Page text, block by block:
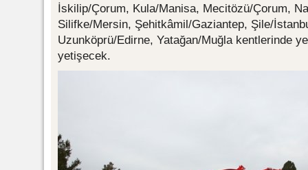
İskilip/Çorum, Kula/Manisa, Mecitözü/Çorum,
Silifke/Mersin, Şehitkâmil/Gaziantep, Şile/
Uzunköprü/Edirne, Yatağan/Muğla kentlerinde
yetişecek.